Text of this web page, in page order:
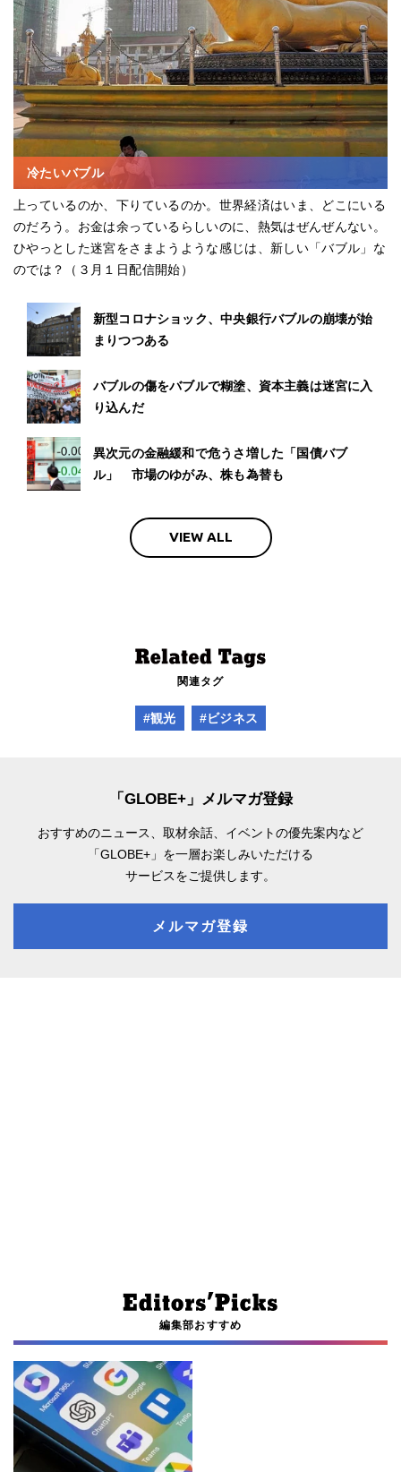
冷たいバブル
上っているのか、下りているのか。世界経済はいま、どこにいる
のだろう。お金は余っているらしいのに、熱気はぜんぜんない。
ひやっとした迷宮をさまようような感じは、新しい「バブル」な
のでは？（３月１日配信開始）
新型コロナショック、中央銀行バブルの崩壊が始
まりつつある
バブルの傷をバブルで糊塗、資本主義は迷宮に入
り込んだ
異次元の金融緩和で危うさ増した「国債バブ
ル」 市場のゆがみ、株も為替も
VIEW ALL
関連タグ
#観光 #ビジネス
「GLOBE+」メルマガ登録
おすすめのニュース、取材余話、 イベントの優先案内など
「GLOBE+」を一層お楽しみいただける
サービスをご提供します。
メルマガ登録
編集部おすすめ